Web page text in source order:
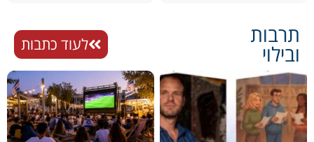
תרבות
ובילוי לעוד כתבות